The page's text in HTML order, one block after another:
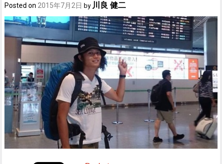
Posted on 2015年7月2日 by 川良 健二